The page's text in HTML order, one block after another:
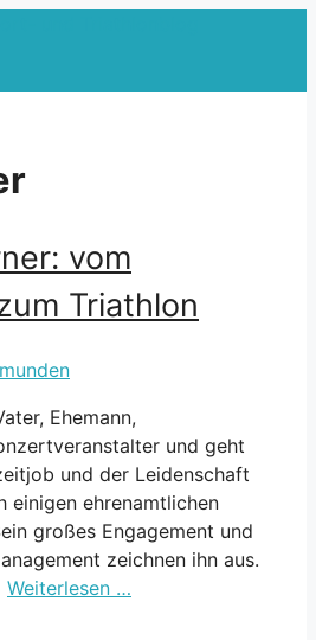
vom
Triathlon
Ehemann,
und geht
und der Leidenschaft
einigen ehrenamtlichen
großes Engagement und
zeichnen ihn aus.
Weiterlesen …